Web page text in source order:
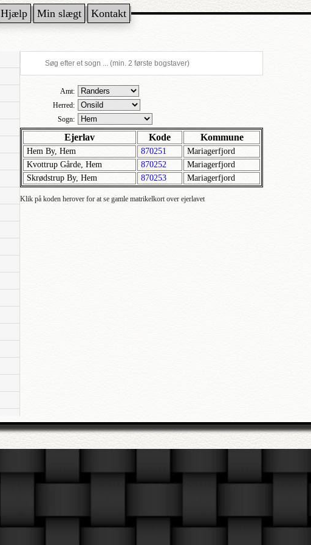
Hjælp Min slægt Kontakt
Amt:
Herred:
Sogn:
Ejerlav Kode Kommune
Hem By, Hem 870251
Mariagerfjord
Kvottrup Gårde, Hem
870252
Mariagerfjord
Skrødstrup By, Hem
870253 Mariagerfjord
Klik på koden herover for at se gamle matrikelkort over ejerlavet